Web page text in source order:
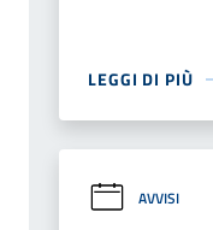
LEGGI DI PIÙ
AVVISI